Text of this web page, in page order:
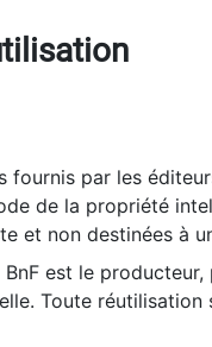
fournis par les
de la propriété
et non destinées à
est le
Toute réutilisation